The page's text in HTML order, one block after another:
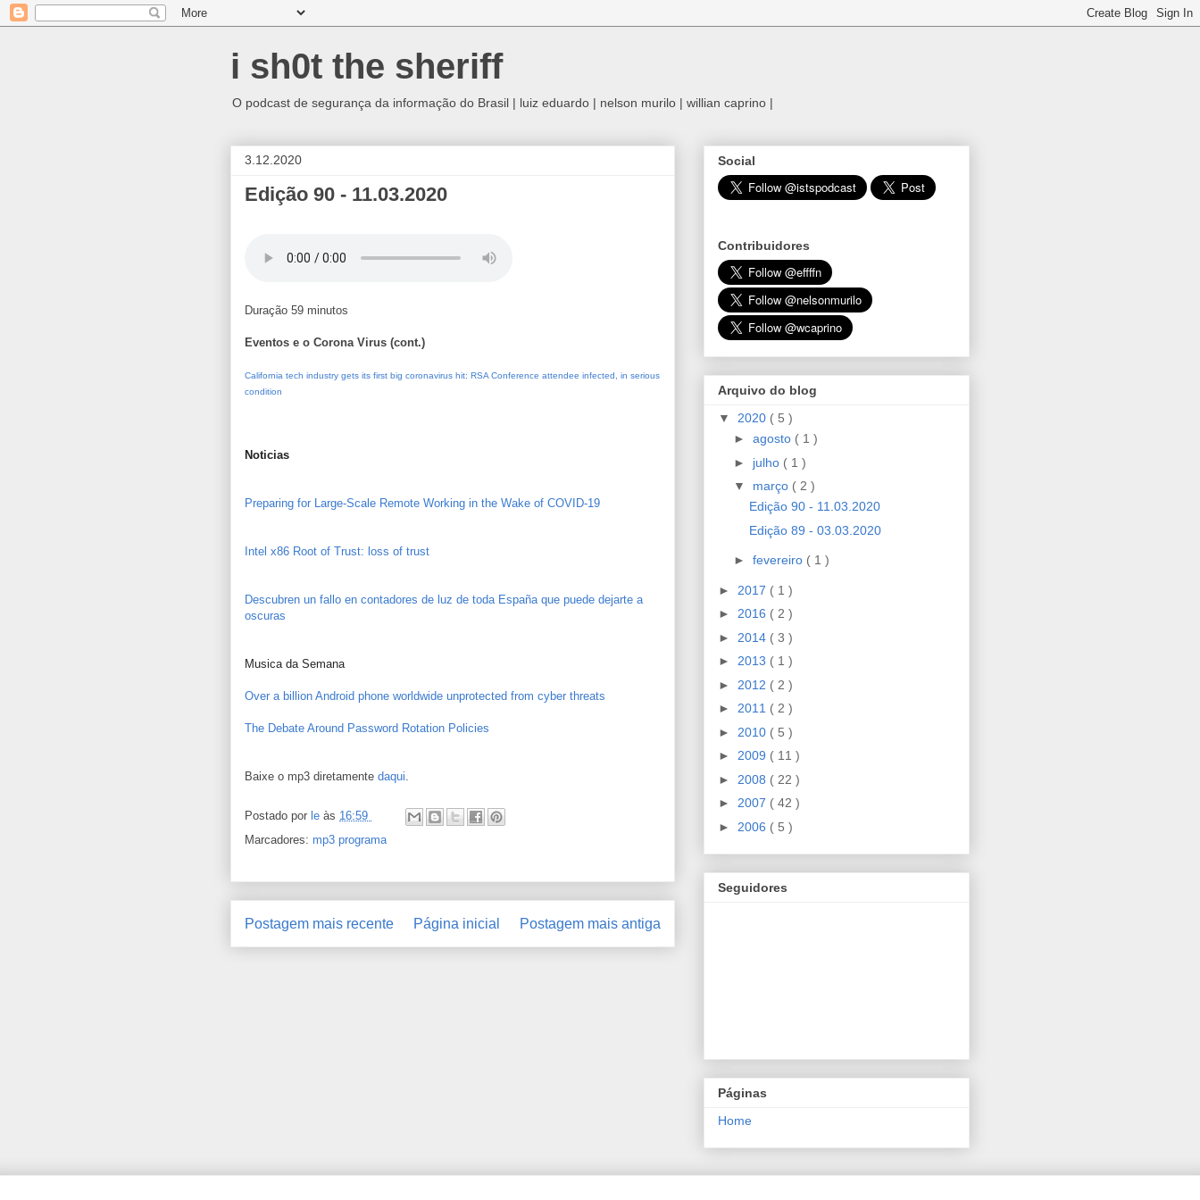
i sh0t the sheriff
O podcast de segurança da informação do Brasil | luiz eduardo | nelson murilo | willian caprino |
3.12.2020
Edição 90 - 11.03.2020
Duração 59 minutos
Eventos e o Corona Virus (cont.)
California tech industry gets its first big coronavirus hit: RSA Conference attendee infected, in serious
condition
Noticias
Preparing for Large-Scale Remote Working in the Wake of COVID-19
Intel x86 Root of Trust: loss of trust
Descubren un fallo en contadores de luz de toda España que puede dejarte a
oscuras
Musica da Semana
Over a billion Android phone worldwide unprotected from cyber threats
The Debate Around Password Rotation Policies
Baixe o mp3 diretamente daqui.
Postado por le às 16:59
Marcadores: mp3 programa
Postagem mais recente Postagem mais antiga
Página inicial
Social
Contribuidores
Arquivo do blog
▼ 2020 ( 5 )
► agosto ( 1 )
► julho ( 1 )
▼ março ( 2 )
Edição 90 - 11.03.2020
Edição 89 - 03.03.2020
► fevereiro ( 1 )
► 2017 ( 1 )
► 2016 ( 2 )
► 2014 ( 3 )
► 2013 ( 1 )
► 2012 ( 2 )
► 2011 ( 2 )
► 2010 ( 5 )
► 2009 ( 11 )
► 2008 ( 22 )
► 2007 ( 42 )
► 2006 ( 5 )
Seguidores
Páginas
Home